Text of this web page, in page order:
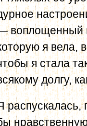
воплощенный
я вела,
я стала
долгу,
распускалась,